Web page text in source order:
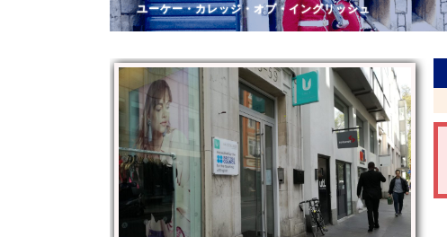
ユーケー・カレッジ・オブ・イングリッシュ